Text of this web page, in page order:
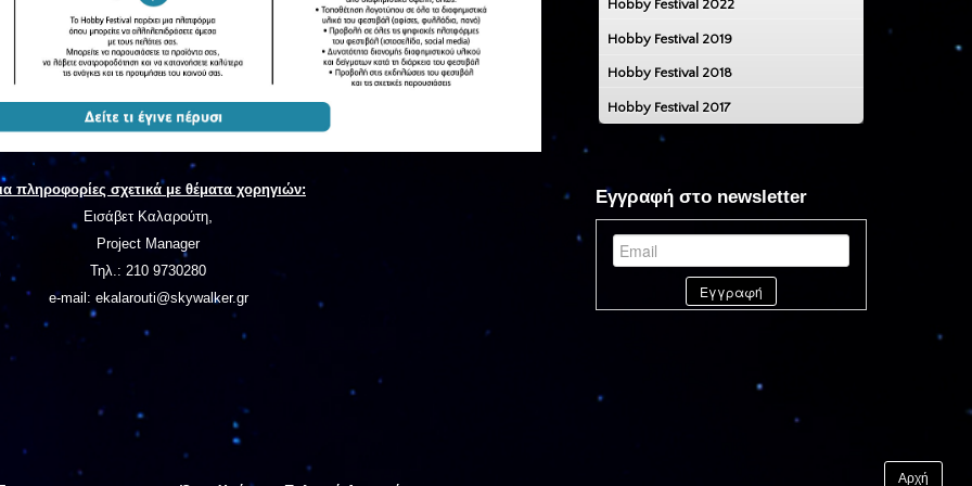
πληροφορίες σχετικά με θέματα χορηγιών:
Εισάβετ Καλαρούτη
Project Manager
Τηλ.: 210 9730280
e-mail: ekalarouti@skywalker.gr
Hobby Festival 2022
Hobby Festival 2019
Hobby Festival 2018
Hobby Festival 2017
Εγγραφή στο newsletter
Αρχή